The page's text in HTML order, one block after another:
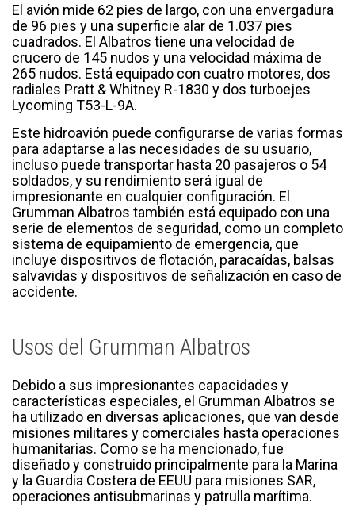
El avión mide 62 pies de largo, con una envergadura
de 96 pies y una superficie alar de 1.037 pies
cuadrados. El Albatros tiene una velocidad de
crucero de 145 nudos y una velocidad máxima de
265 nudos. Está equipado con cuatro motores, dos
radiales Pratt & Whitney R-1830 y dos turboejes
Lycoming T53-L-9A.
Este hidroavión puede configurarse de varias formas
para adaptarse a las necesidades de su usuario,
incluso puede transportar hasta 20 pasajeros o 54
soldados, y su rendimiento será igual de
impresionante en cualquier configuración. El
Grumman Albatros también está equipado con una
serie de elementos de seguridad, como un completo
sistema de equipamiento de emergencia, que
incluye dispositivos de flotación, paracaídas, balsas
salvavidas y dispositivos de señalización en caso de
accidente.
Usos del Grumman Albatros
Debido a sus impresionantes capacidades y
características especiales, el Grumman Albatros se
ha utilizado en diversas aplicaciones, que van desde
misiones militares y comerciales hasta operaciones
humanitarias. Como se ha mencionado, fue
diseñado y construido principalmente para la Marina
y la Guardia Costera de EEUU para misiones SAR,
operaciones antisubmarinas y patrulla marítima.